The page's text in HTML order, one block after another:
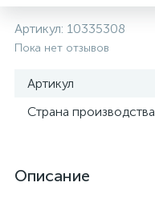
Артикул: 10335308
Пока нет отзывов
Артикул
Страна производства
Описание